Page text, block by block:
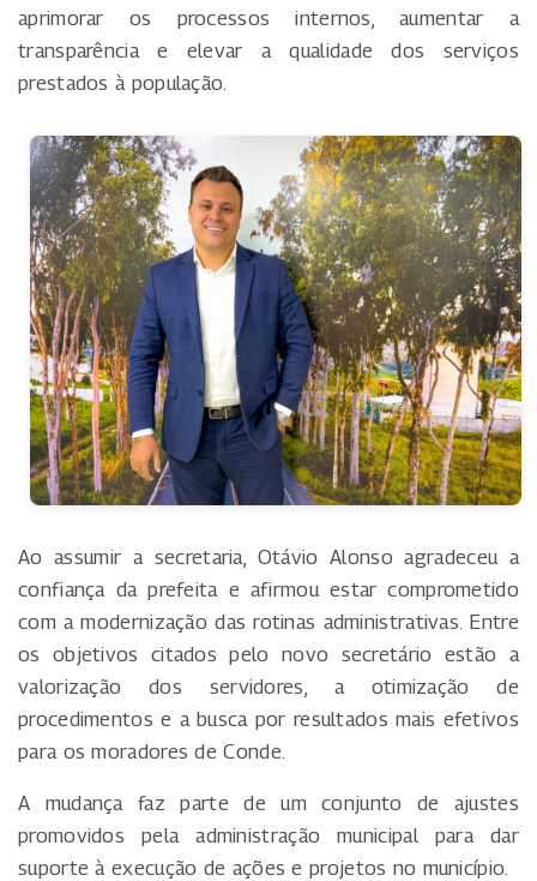
aprimorar os processos internos, aumentar a
transparência e elevar a qualidade dos serviços
prestados à população.
Ao assumir a secretaria, Otávio Alonso agradeceu a
confiança da prefeita e afirmou estar comprometido
com a modernização das rotinas administrativas. Entre
os objetivos citados pelo novo secretário estão a
valorização dos servidores, a otimização de
procedimentos e a busca por resultados mais efetivos
para os moradores de Conde.
A mudança faz parte de um conjunto de ajustes
promovidos pela administração municipal para dar
suporte à execução de ações e projetos no município.